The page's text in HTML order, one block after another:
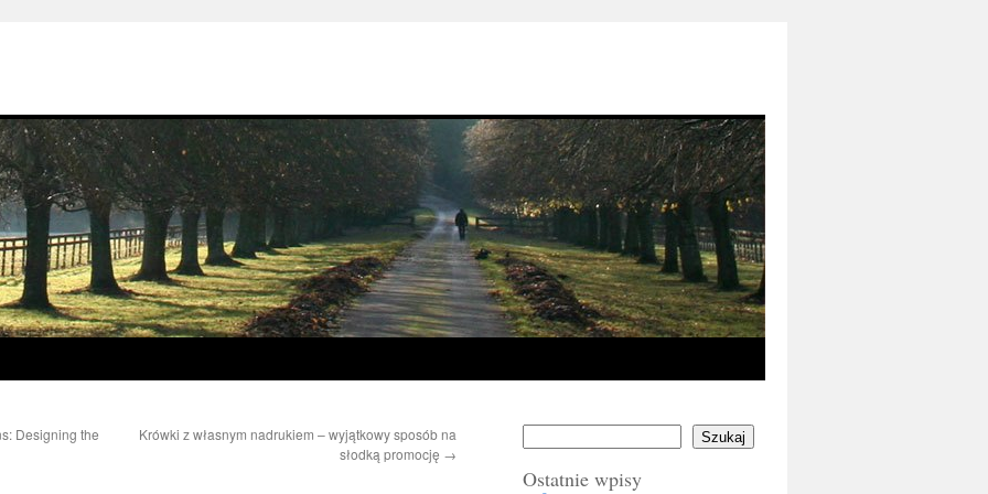
Designing the
Krówki z własnym nadrukiem – wyjątkowy sposób na
słodką promocję →
Szukaj
Ostatnie wpisy